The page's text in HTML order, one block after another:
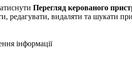
Перегляд керованого
редагувати, видаляти та шукати
інформації